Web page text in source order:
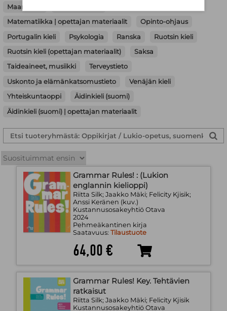
Maantiede
Matematiikka | opettajan materiaalit
Opinto-ohjaus
Portugalin kieli
Psykologia Ranska
Ruotsin kieli
Ruotsin kieli (opettajan materiaalit)
Saksa
Taideaineet, musiikki
Terveystieto
Uskonto ja elämänkatsomustieto
Venäjän kieli
Yhteiskuntaoppi
Äidinkieli (suomi)
Äidinkieli (suomi) | opettajan materiaalit
Grammar Rules! : (Lukion
englannin kielioppi)
Riitta Silk; Jaakko Mäki; Felicity Kjisik;
Anssi Keränen (kuv.)
Kustannusosakeyhtiö Otava
2024
Pehmeäkantinen kirja
Saatavuus: Tilaustuote
64,00 €
Grammar Rules! Key. Tehtävien
ratkaisut
Riitta Silk; Jaakko Mäki; Felicity Kjisik
Kustannusosakeyhtiö Otava